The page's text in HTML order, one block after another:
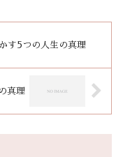
す5つの人生の真理
真理